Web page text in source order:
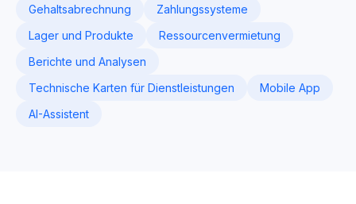
Gehaltsabrechnung
Zahlungssysteme
Lager und Produkte
Ressourcenvermietung
Berichte und Analysen
Technische Karten für Dienstleistungen
Mobile App
AI-Assistent